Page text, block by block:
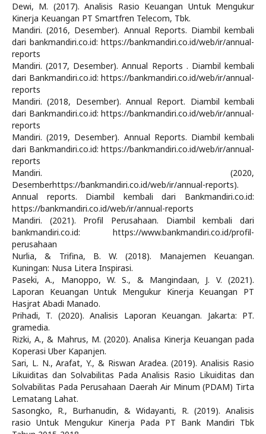
Dewi, M. (2017). Analisis Rasio Keuangan Untuk Mengukur
Kinerja Keuangan PT Smartfren Telecom, Tbk.
Mandiri. (2016, Desember). Annual Reports. Diambil kembali
dari bankmandiri.co.id: https://bankmandiri.co.id/web/ir/annual-
reports
Mandiri. (2017, Desember). Annual Reports . Diambil kembali
dari Bankmandiri.co.id: https://bankmandiri.co.id/web/ir/annual-
reports
Mandiri. (2018, Desember). Annual Report. Diambil kembali
dari Bankmandiri.co.id: https://bankmandiri.co.id/web/ir/annual-
reports
Mandiri. (2019, Desember). Annual Reports. Diambil kembali
dari Bankmandiri.co.id: https://bankmandiri.co.id/web/ir/annual-
reports
Mandiri. (2020,
Desemberhttps://bankmandiri.co.id/web/ir/annual-reports).
Annual reports. Diambil kembali dari Bankmandiri.co.id:
https://bankmandiri.co.id/web/ir/annual-reports
Mandiri. (2021). Profil Perusahaan. Diambil kembali dari
bankmandiri.co.id: https://www.bankmandiri.co.id/profil-
perusahaan
Nurlia, & Trifina, B. W. (2018). Manajemen Keuangan.
Kuningan: Nusa Litera Inspirasi.
Paseki, A., Manoppo, W. S., & Mangindaan, J. V. (2021).
Laporan Keuangan Untuk Mengukur Kinerja Keuangan PT
Hasjrat Abadi Manado.
Prihadi, T. (2020). Analisis Laporan Keuangan. Jakarta: PT.
gramedia.
Rizki, A., & Mahrus, M. (2020). Analisa Kinerja Keuangan pada
Koperasi Uber Kapanjen.
Sari, L. N., Arafat, Y., & Riswan Aradea. (2019). Analisis Rasio
Likuiditas dan Solvabilitas Pada Analisis Rasio Likuiditas dan
Solvabilitas Pada Perusahaan Daerah Air Minum (PDAM) Tirta
Lematang Lahat.
Sasongko, R., Burhanudin, & Widayanti, R. (2019). Analisis
rasio Untuk Mengukur Kinerja Pada PT Bank Mandiri Tbk